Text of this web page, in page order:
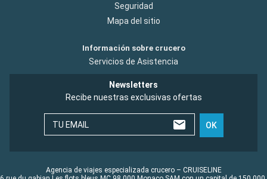
Seguridad
Mapa del sitio
Información sobre crucero
Servicios de Asistencia
Newsletters
Recibe nuestras exclusivas ofertas
TU EMAIL OK
Agencia de viajes especializada crucero – CRUISELINE